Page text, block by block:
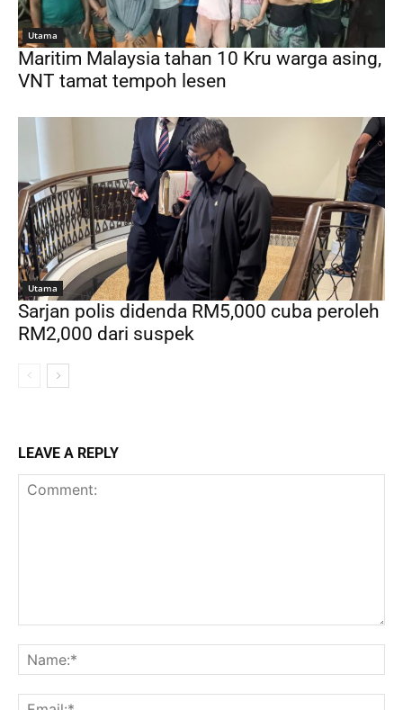
Utama
Maritim Malaysia tahan 10 Kru warga asing,
VNT tamat tempoh lesen
Utama
Sarjan polis didenda RM5,000 cuba peroleh
RM2,000 dari suspek
LEAVE A REPLY